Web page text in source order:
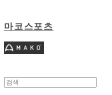
마코스포츠